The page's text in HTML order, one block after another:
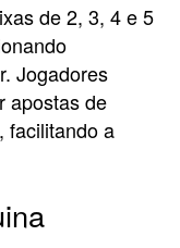
de 2, 3, 4 e 5
Jogadores
apostas de
facilitando a